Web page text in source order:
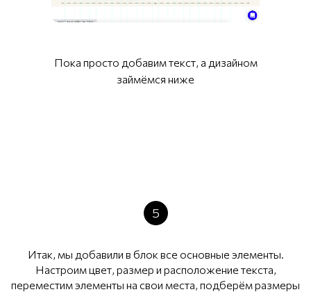
Пока просто добавим текст, а дизайном
займёмся ниже
5
Итак, мы добавили в блок все основные элементы.
Настроим цвет, размер и расположение текста,
переместим элементы на свои места, подберём размеры